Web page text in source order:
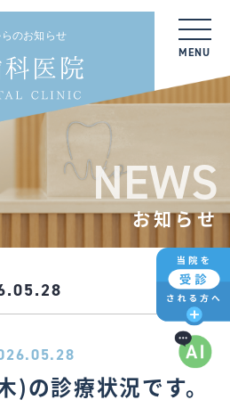
のお知らせ
MENU
NEWS
お知らせ
の診療状況です。